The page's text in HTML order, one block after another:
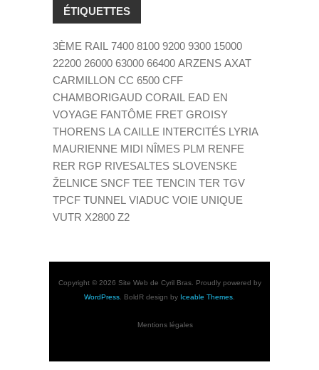
ÉTIQUETTES
3ÈME RAIL 7400 8100 9200 9300 15000
22200 26000 63000 66400 ARZENS AXAT
CARMILLON CC 6500 CFF
CHAMBORIGAUD CORAIL EAD EN
VOYAGE FANTÔME FRET GROISY
THORENS LA CAILLE INTERCITÉS LYRIA
MAURIENNE MIDI NÎMES PLM RENFE
RER RGP RIVESALTES SLOVENSKE
ŽELNICE SNCF TEE TENCIN TER TGV
TPCF TUNNEL VIADUC VOIE UNIQUE
VUTR X2800 Z2
Copyright © 2026 Site Web de Cyril Bras. Proudly powered by
WordPress . BoldR design by Iceable Themes
Mentions légales